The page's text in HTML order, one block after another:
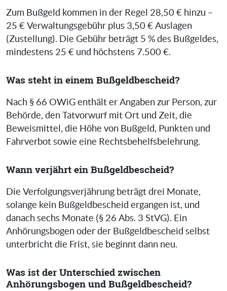
Zum Bußgeld kommen in der Regel 28,50 € hinzu –
25 € Verwaltungsgebühr plus 3,50 € Auslagen
(Zustellung). Die Gebühr beträgt 5 % des Bußgeldes,
mindestens 25 € und höchstens 7.500 €.
Was steht in einem Bußgeldbescheid?
Nach § 66 OWiG enthält er Angaben zur Person, zur
Behörde, den Tatvorwurf mit Ort und Zeit, die
Beweismittel, die Höhe von Bußgeld, Punkten und
Fahrverbot sowie eine Rechtsbehelfsbelehrung.
Wann verjährt ein Bußgeldbescheid?
Die Verfolgungsverjährung beträgt drei Monate,
solange kein Bußgeldbescheid ergangen ist, und
danach sechs Monate (§ 26 Abs. 3 StVG). Ein
Anhörungsbogen oder der Bußgeldbescheid selbst
unterbricht die Frist, sie beginnt dann neu.
Was ist der Unterschied zwischen
Anhörungsbogen und Bußgeldbescheid?